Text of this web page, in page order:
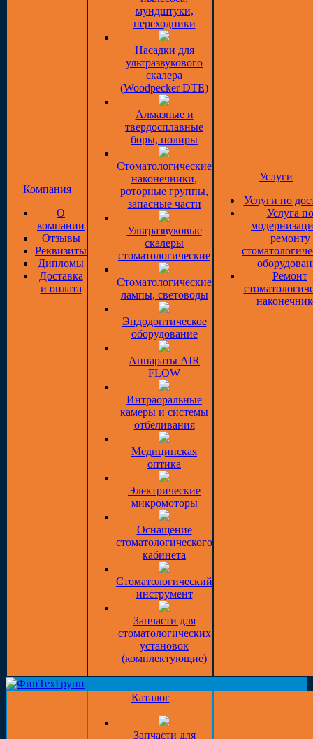
Компания
О
компании
Отзывы
Реквизиты
Дипломы
Доставка
и оплата
мундштуки,
переходники
Насадки для
ультразвукового
скалера
(Woodpecker DTE)
Алмазные и
твердосплавные
боры, полиры
Стоматологические
наконечники,
роторные группы,
запасные части
Ультразвуковые
скалеры
стоматологические
Стоматологические
лампы, световоды
Эндодонтическое
оборудование
Аппараты AIR
FLOW
Интраоральные
камеры и системы
отбеливания
Медицинская
оптика
Электрические
микромоторы
Оснащение
стоматологического
кабинета
Стоматологический
инструмент
Запчасти для
стоматологических
установок
(комплектующие)
Услуги
Услуги по
Услуга по
ремонту
Ремонт
Каталог
Запчасти для